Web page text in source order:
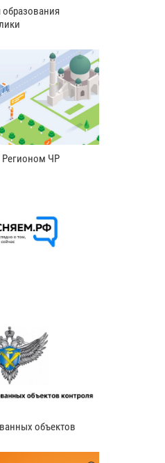
образования
Регионом ЧР
объектов